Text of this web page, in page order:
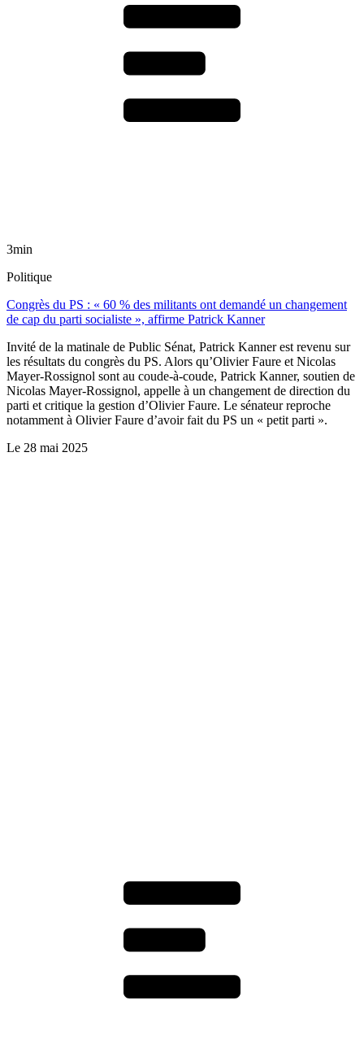
3min
Politique
Congrès du PS : « 60 % des militants ont demandé un changement
de cap du parti socialiste », affirme Patrick Kanner
Invité de la matinale de Public Sénat, Patrick Kanner est revenu sur
les résultats du congrès du PS. Alors qu’Olivier Faure et Nicolas
Mayer-Rossignol sont au coude-à-coude, Patrick Kanner, soutien de
Nicolas Mayer-Rossignol, appelle à un changement de direction du
parti et critique la gestion d’Olivier Faure. Le sénateur reproche
notamment à Olivier Faure d’avoir fait du PS un « petit parti ».
Le 28 mai 2025